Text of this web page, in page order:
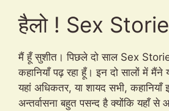
हैलो ! Sex
मैं हूँ सुशीत। पिछले दो साल Sex
कहानियाँ पढ़ रहा हूँ। इन दो सालों में
यहां अधिकतर, या शायद सभी, कहानियाँ
अन्तर्वासना बहुत पसन्द है क्योंकि यहाँ